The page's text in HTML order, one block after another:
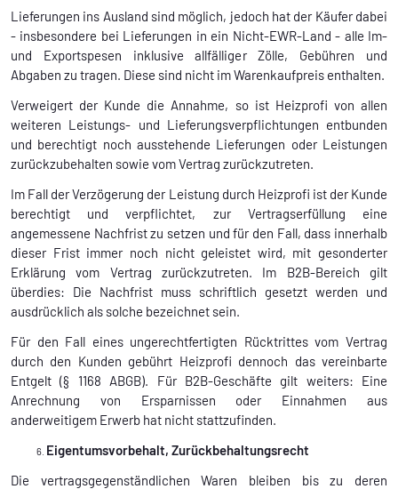
Lieferungen ins Ausland sind möglich, jedoch hat der Käufer dabei
- insbesondere bei Lieferungen in ein Nicht-EWR-Land - alle Im-
und Exportspesen inklusive allfälliger Zölle, Gebühren und
Abgaben zu tragen. Diese sind nicht im Warenkaufpreis enthalten.
Verweigert der Kunde die Annahme, so ist Heizprofi von allen
weiteren Leistungs- und Lieferungsverpflichtungen entbunden
und berechtigt noch ausstehende Lieferungen oder Leistungen
zurückzubehalten sowie vom Vertrag zurückzutreten.
Im Fall der Verzögerung der Leistung durch Heizprofi ist der Kunde
berechtigt und verpflichtet, zur Vertragserfüllung eine
angemessene Nachfrist zu setzen und für den Fall, dass innerhalb
dieser Frist immer noch nicht geleistet wird, mit gesonderter
Erklärung vom Vertrag zurückzutreten. Im B2B-Bereich gilt
überdies: Die Nachfrist muss schriftlich gesetzt werden und
ausdrücklich als solche bezeichnet sein.
Für den Fall eines ungerechtfertigten Rücktrittes vom Vertrag
durch den Kunden gebührt Heizprofi dennoch das vereinbarte
Entgelt (§ 1168 ABGB). Für B2B-Geschäfte gilt weiters: Eine
Anrechnung von Ersparnissen oder Einnahmen aus
anderweitigem Erwerb hat nicht stattzufinden.
Eigentumsvorbehalt, Zurückbehaltungsrecht
Die vertragsgegenständlichen Waren bleiben bis zu deren